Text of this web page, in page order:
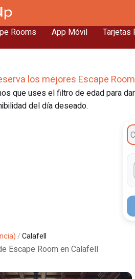
Rooms App Móvil Tarjetas
los mejores Escape
que uses el filtro de edad para
del día deseado.
/Calafell
Escape Room en Calafell